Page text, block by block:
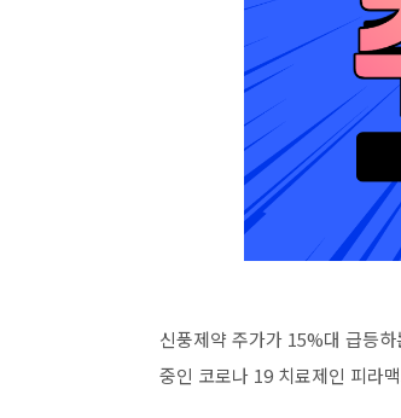
신풍제약 주가가 15%대 급등
중인 코로나 19 치료제인 피라